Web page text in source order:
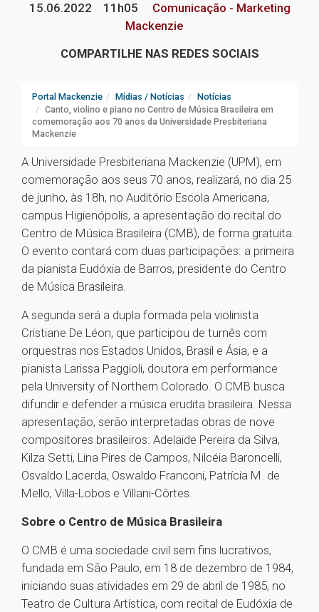
15.06.2022
11h05
Comunicação - Marketing
Mackenzie
COMPARTILHE NAS REDES SOCIAIS
Portal Mackenzie Mídias / Notícias
Notícias
Canto, violino e piano no Centro de Música Brasileira em
comemoração aos 70 anos da Universidade Presbiteriana
Mackenzie
A Universidade Presbiteriana Mackenzie (UPM), em
comemoração aos seus 70 anos, realizará, no dia 25
de junho, às 18h, no Auditório Escola Americana,
campus Higienópolis, a apresentação do recital do
Centro de Música Brasileira (CMB), de forma gratuita.
O evento contará com duas participações: a primeira
da pianista Eudóxia de Barros, presidente do Centro
de Música Brasileira.
A segunda será a dupla formada pela violinista
Cristiane De Léon, que participou de turnês com
orquestras nos Estados Unidos, Brasil e Ásia, e a
pianista Larissa Paggioli, doutora em performance
pela University of Northern Colorado. O CMB busca
difundir e defender a música erudita brasileira. Nessa
apresentação, serão interpretadas obras de nove
compositores brasileiros: Adelaide Pereira da Silva,
Kilza Setti, Lina Pires de Campos, Nilcéia Baroncelli,
Osvaldo Lacerda, Oswaldo Franconi, Patrícia M. de
Mello, Villa-Lobos e Villani-Côrtes.
Sobre o Centro de Música Brasileira
O CMB é uma sociedade civil sem fins lucrativos,
fundada em São Paulo, em 18 de dezembro de 1984,
iniciando suas atividades em 29 de abril de 1985, no
Teatro de Cultura Artística, com recital de Eudóxia de